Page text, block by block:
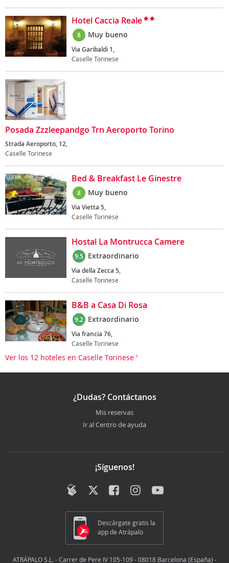
Hotel Caccia Reale
8 Muy bueno
Via Garibaldi 1,
Caselle Torinese
Posada Zzzleepandgo Trn Aeroporto Torino
Strada Aeroporto, 12,
Caselle Torinese
Bed & Breakfast Le Ginestre
8 Muy bueno
Via Vietta 5,
Caselle Torinese
Hostal La Montrucca Camere
9.5 Extraordinario
Via della Zecca 5,
Caselle Torinese
B&B a Casa Di Rosa
9.2 Extraordinario
Via francia 76,
Caselle Torinese
Ver los 12 hoteles en Caselle Torinese
¿Dudas? Contáctanos
Mis reservas
Ir al Centro de ayuda
¡Síguenos!
Descárgate gratis la
app de Atrápalo
ATRÁPALO S.L. - Carrer de Pere IV 105-109 - 08018 Barcelona (España) -